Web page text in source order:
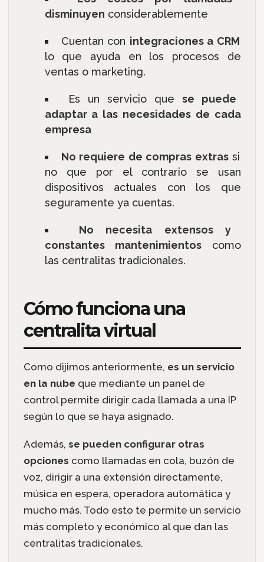
disminuyen considerablemente
Cuentan con integraciones a CRM
lo que ayuda en los procesos de
ventas o marketing.
Es un servicio que se puede
adaptar a las necesidades de cada
empresa
No requiere de compras extrassi
no que por el contrario se usan
dispositivos actuales con los que
seguramente ya cuentas.
No necesita extensos y
constantes mantenimientoscomo
las centralitas tradicionales.
Cómo funciona una
centralita virtual
Como dijimos anteriormente, es un servicio
en la nube que mediante un panel de
control permite dirigir cada llamada a una IP
según lo que se haya asignado.
Además, se pueden configurar otras
opciones como llamadas en cola, buzón de
voz, dirigir a una extensión directamente,
música en espera, operadora automática y
mucho más. Todo esto te permite un servicio
más completo y económico al que dan las
centralitas tradicionales.